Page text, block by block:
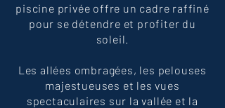
piscine privée offre un cadre raffiné
pour se détendre et profiter du
soleil.
Les allées ombragées, les pelouses
majestueuses et les vues
spectaculaires sur la vallée et la